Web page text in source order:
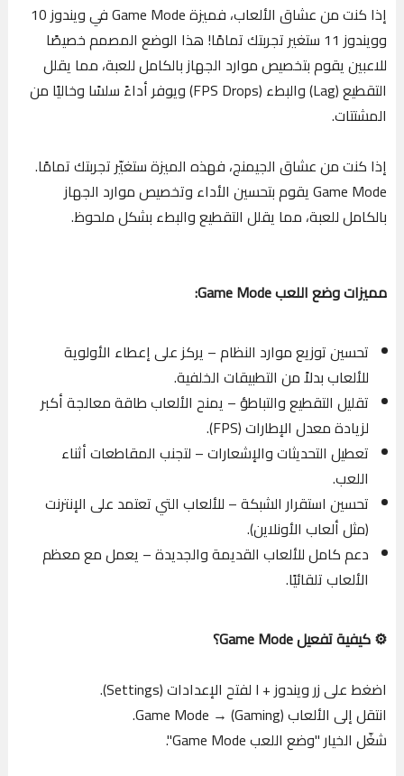
إذا كنت من عشاق الألعاب، فميزة Game Mode في ويندوز 10
وويندوز 11 ستغير تجربتك تمامًا! هذا الوضع المصمم خصيصًا
للاعبين يقوم بتخصيص موارد الجهاز بالكامل للعبة، مما يقلل
التقطيع (Lag) والبطء (FPS Drops) ويوفر أداءً سلسًا وخاليًا من
المشتتات.
إذا كنت من عشاق الجيمنج، فهذه الميزة ستغيّر تجربتك تمامًا.
Game Mode يقوم بتحسين الأداء وتخصيص موارد الجهاز
بالكامل للعبة، مما يقلل التقطيع والبطء بشكل ملحوظ.
مميزات وضع اللعب Game Mode:
تحسين توزيع موارد النظام – يركز على إعطاء الأولوية
للألعاب بدلاً من التطبيقات الخلفية.
تقليل التقطيع والتباطؤ – يمنح الألعاب طاقة معالجة أكبر
لزيادة معدل الإطارات (FPS).
تعطيل التحديثات والإشعارات – لتجنب المقاطعات أثناء
اللعب.
تحسين استقرار الشبكة – للألعاب التي تعتمد على الإنترنت
(مثل ألعاب الأونلاين).
دعم كامل للألعاب القديمة والجديدة – يعمل مع معظم
الألعاب تلقائيًا.
⚙️ كيفية تفعيل Game Mode؟
اضغط على زر ويندوز + I لفتح الإعدادات (Settings).
انتقل إلى الألعاب (Gaming) → Game Mode.
شغّل الخيار "وضع اللعب Game Mode".